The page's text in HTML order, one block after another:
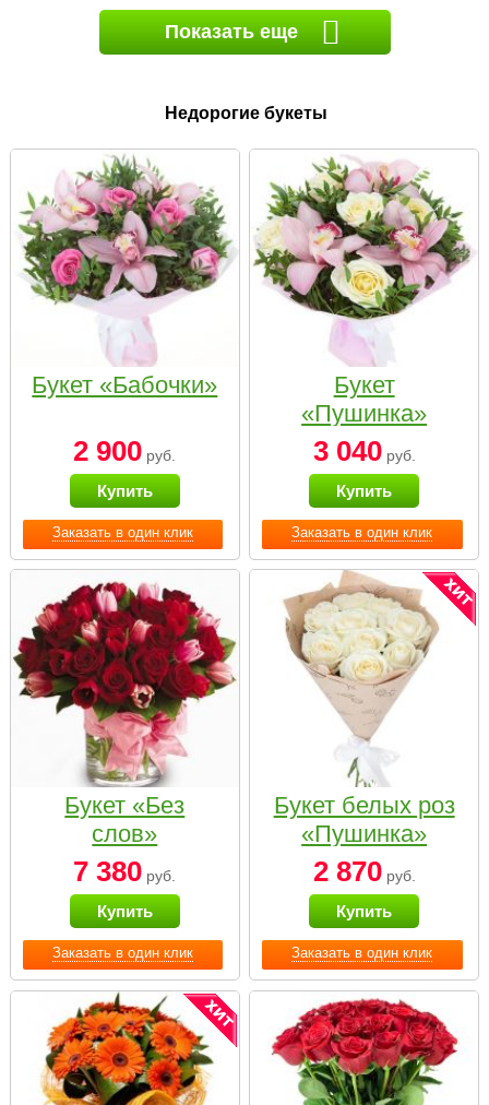
Показать еще
Недорогие букеты
Заказать в один клик
Букет «Бабочки»
2 900 руб.
Купить
Заказать в один клик
Букет
«Пушинка»
3 040руб.
Купить
Заказать в один клик
Букет «Без
слов»
7 380 руб.
Купить
Заказать в один клик
Букет белых роз
«Пушинка»
2 870руб.
Купить